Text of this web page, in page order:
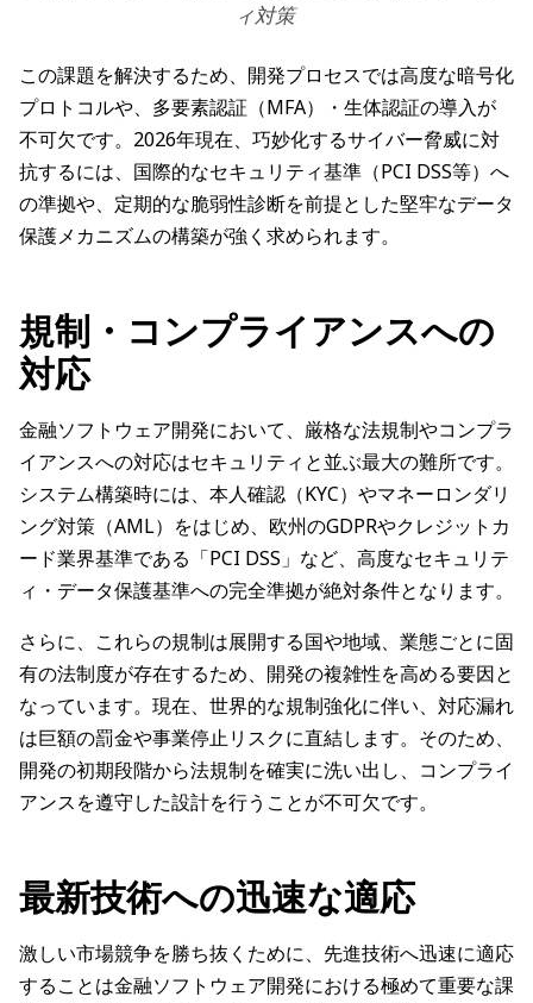
ィ対策
この課題を解決するため、開発プロセスでは高度な暗号化
プロトコルや、多要素認証（MFA）・生体認証の導入が
不可欠です。2026年現在、巧妙化するサイバー脅威に対
抗するには、国際的なセキュリティ基準（PCI DSS等）へ
の準拠や、定期的な脆弱性診断を前提とした堅牢なデータ
保護メカニズムの構築が強く求められます。
規制・コンプライアンスへの
対応
金融ソフトウェア開発において、厳格な法規制やコンプラ
イアンスへの対応はセキュリティと並ぶ最大の難所です。
システム構築時には、本人確認（KYC）やマネーロンダリ
ング対策（AML）をはじめ、欧州のGDPRやクレジットカ
ード業界基準である「PCI DSS」など、高度なセキュリテ
ィ・データ保護基準への完全準拠が絶対条件となります。
さらに、これらの規制は展開する国や地域、業態ごとに固
有の法制度が存在するため、開発の複雑性を高める要因と
なっています。現在、世界的な規制強化に伴い、対応漏れ
は巨額の罰金や事業停止リスクに直結します。そのため、
開発の初期段階から法規制を確実に洗い出し、コンプライ
アンスを遵守した設計を行うことが不可欠です。
最新技術への迅速な適応
激しい市場競争を勝ち抜くために、先進技術へ迅速に適応
することは金融ソフトウェア開発における極めて重要な課